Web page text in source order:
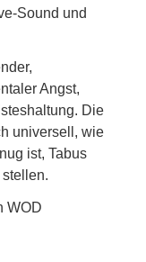
Sound und
Angst,
Die
universell, wie
ist, Tabus
WOD